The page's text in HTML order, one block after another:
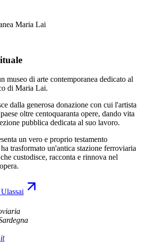
Maria Lai
museo di arte contemporanea dedicato al
di Maria Lai.
dalla generosa donazione con cui l'artista
oltre centoquaranta opere, dando vita
pubblica dedicata al suo lavoro.
un vero e proprio testamento
trasformato un'antica stazione ferroviaria
custodisce, racconta e rinnova nel